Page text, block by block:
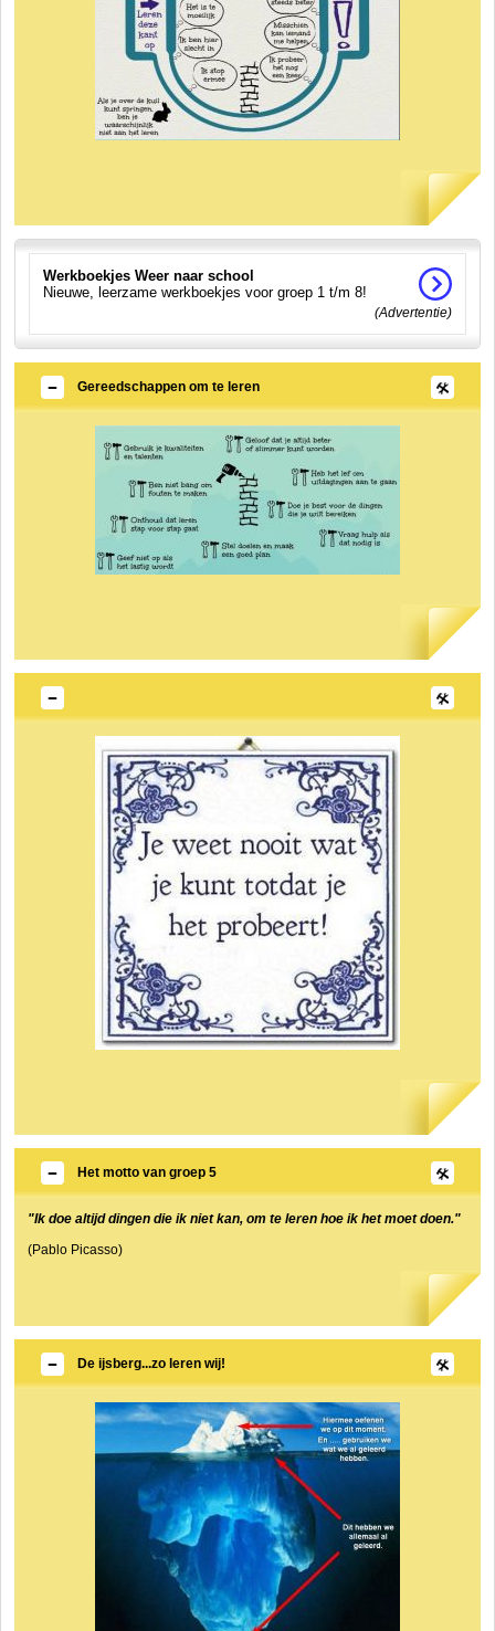
Werkboekjes Weer naar school
Nieuwe, leerzame werkboekjes voor groep 1 t/m 8!
(Advertentie)
Gereedschappen om te leren
Het motto van groep 5
"Ik doe altijd dingen die ik niet kan, om te leren hoe ik het moet doen."
(Pablo Picasso)
De ijsberg...zo leren wij!